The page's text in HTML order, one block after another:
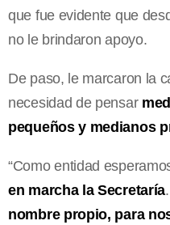
que fue evidente que
no le brindaron apoyo.
De paso, le marcaron la
necesidad de pensar
pequeños y medianos
“Como entidad
en marcha la Secretaría
nombre propio, para